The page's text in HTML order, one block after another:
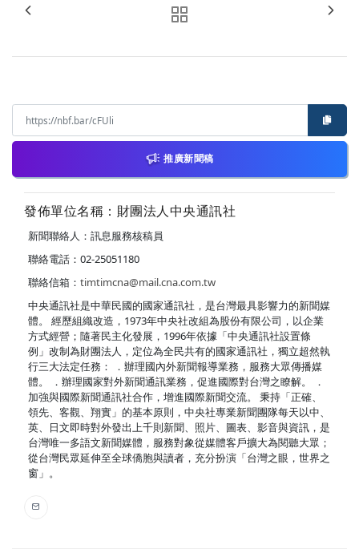
推廣新聞稿
發佈單位名稱：財團法人中央通訊社
新聞聯絡人：訊息服務核稿員
聯絡電話：02-25051180
聯絡信箱： timtimcna@mail.cna.com.tw
中央通訊社是中華民國的國家通訊社，是台灣最具影響力的新聞媒
體。 經歷組織改造，1973年中央社改組為股份有限公司，以企業
方式經營；隨著民主化發展，1996年依據「中央通訊社設置條
例」改制為財團法人，定位為全民共有的國家通訊社，獨立超然執
行三大法定任務： ．辦理國內外新聞報導業務，服務大眾傳播媒
體。 ．辦理國家對外新聞通訊業務，促進國際對台灣之瞭解。 ．
加強與國際新聞通訊社合作，增進國際新聞交流。 秉持「正確、
領先、客觀、翔實」的基本原則，中央社專業新聞團隊每天以中、
英、日文即時對外發出上千則新聞、照片、圖表、影音與資訊，是
台灣唯一多語文新聞媒體，服務對象從媒體客戶擴大為閱聽大眾；
從台灣民眾延伸至全球僑胞與讀者，充分扮演「台灣之眼，世界之
窗」。